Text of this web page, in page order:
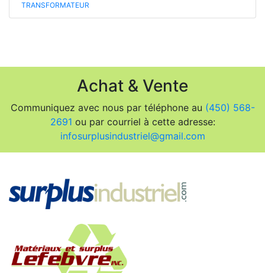
TRANSFORMATEUR
Achat & Vente
Communiquez avec nous par téléphone au (450) 568-
2691 ou par courriel à cette adresse:
infosurplusindustriel@gmail.com